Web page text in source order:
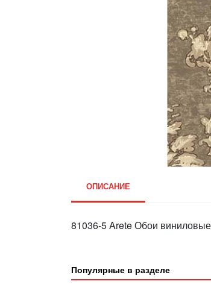
ОПИСАНИЕ
81036-5 Arete Обои
Популярные в разделе